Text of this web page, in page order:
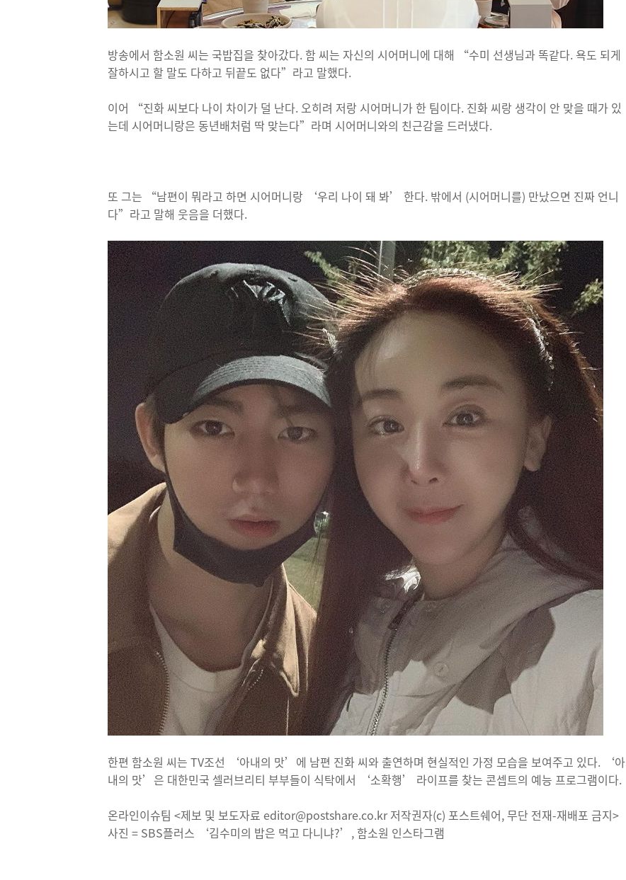
방송에서 함소원 씨는 국밥집을 찾아갔다. 함 씨는 자신의 시어머니에 대해 “수미 선생님과 똑같다. 욕도 되게
잘하시고 할 말도 다하고 뒤끝도 없다”라고 말했다.
이어 “진화 씨보다 나이 차이가 덜 난다. 오히려 저랑 시어머니가 한 팀이다. 진화 씨랑 생각이 안 맞을 때가 있
는데 시어머니랑은 동년배처럼 딱 맞는다”라며 시어머니와의 친근감을 드러냈다.
또 그는 “남편이 뭐라고 하면 시어머니랑 ‘우리 나이 돼 봐’ 한다. 밖에서 (시어머니를) 만났으면 진짜 언니
다”라고 말해 웃음을 더했다.
한편 함소원 씨는 TV조선 ‘아내의 맛’에 남편 진화 씨와 출연하며 현실적인 가정 모습을 보여주고 있다. ‘아
내의 맛’은 대한민국 셀러브리티 부부들이 식탁에서 ‘소확행’ 라이프를 찾는 콘셉트의 예능 프로그램이다.
온라인이슈팀 <제보 및 보도자료 editor@postshare.co.kr 저작권자(c) 포스트쉐어, 무단 전재-재배포 금지>
사진 = SBS플러스 ‘김수미의 밥은 먹고 다니냐?’, 함소원 인스타그램